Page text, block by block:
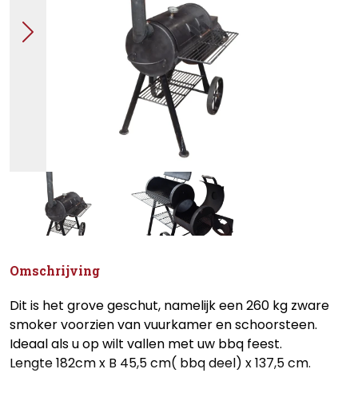
Omschrijving
Dit is het grove geschut, namelijk een 260 kg zware
smoker voorzien van vuurkamer en schoorsteen.
Ideaal als u op wilt vallen met uw bbq feest.
Lengte 182cm x B 45,5 cm( bbq deel) x 137,5 cm.